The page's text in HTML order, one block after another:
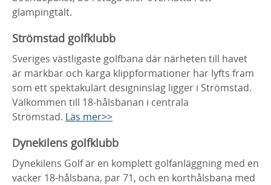
glampingtält.
Strömstad golfklubb
Sveriges västligaste golfbana där närheten till havet
är märkbar och karga klippformationer har lyfts fram
som ett spektakulärt designinslag ligger i Strömstad.
Välkommen till 18-hålsbanan i centrala
Strömstad. Läs mer>>
Dynekilens golfklubb
Dynekilens Golf är en komplett golfanläggning med en
vacker 18-hålsbana, par 71, och en korthålsbana med